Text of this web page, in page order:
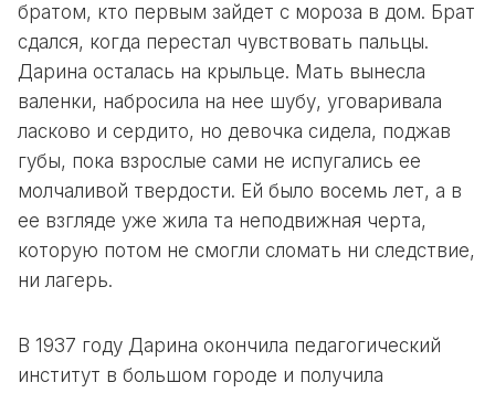
братом, кто первым зайдет с мороза в дом. Брат
сдался, когда перестал чувствовать пальцы.
Дарина осталась на крыльце. Мать вынесла
валенки, набросила на нее шубу, уговаривала
ласково и сердито, но девочка сидела, поджав
губы, пока взрослые сами не испугались ее
молчаливой твердости. Ей было восемь лет, а в
ее взгляде уже жила та неподвижная черта,
которую потом не смогли сломать ни следствие,
ни лагерь.
В 1937 году Дарина окончила педагогический
институт в большом городе и получила